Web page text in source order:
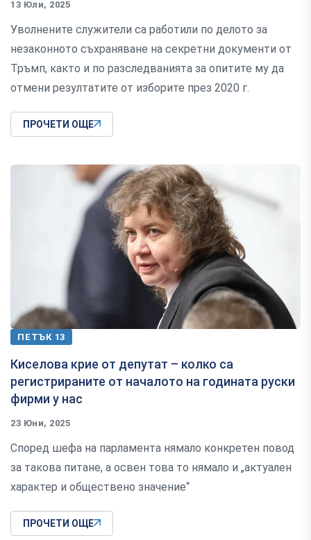
13 Юли, 2025
Уволнените служители са работили по делото за
незаконното съхраняване на секретни документи от
Тръмп, както и по разследванията за опитите му да
отмени резултатите от изборите през 2020 г.
ПРОЧЕТИ ОЩЕ
ПЕТЪК 13
Киселова крие от депутат – колко са
регистрираните от началото на годината руски
фирми у нас
23 Юни, 2025
Според шефа на парламента нямало конкретен повод
за такова питане, а освен това то нямало и „актуален
характер и обществено значение“
ПРОЧЕТИ ОЩЕ